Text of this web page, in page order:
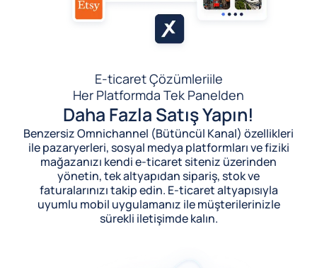
E-ticaret Çözümleriile
Her Platformda Tek Panelden
Daha Fazla Satış Yapın!
Benzersiz Omnichannel (Bütüncül Kanal) özellikleri
ile pazaryerleri, sosyal medya platformları ve fiziki
mağazanızı kendi e-ticaret siteniz üzerinden
yönetin, tek altyapıdan sipariş, stok ve
faturalarınızı takip edin. E-ticaret altyapısıyla
uyumlu mobil uygulamanız ile müşterilerinizle
sürekli iletişimde kalın.